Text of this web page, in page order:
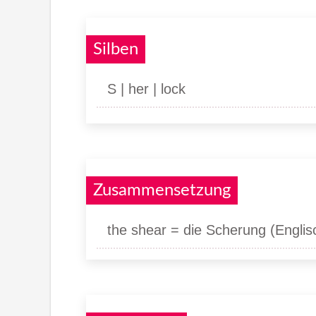
Silben
S | her | lock
Zusammensetzung
the shear = die Scherung